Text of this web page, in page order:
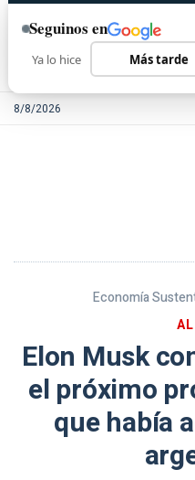
8/8/2026
Economía
Elon Musk
el próximo
que había
Seguinos en
Ya lo hice Más tarde